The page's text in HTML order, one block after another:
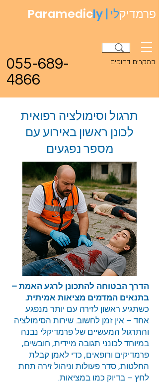
Paramedicly | פרמדיקלי
במקרים דחופים
055-689-
4866
תרגול וסימולציה רפואית
לכונן ראשון באירוע עם
מספר נפגעים
הדרך הבטוחה להתכונן לרגע האמת –
בתנאים המדמים מציאות אמיתית.
כשתגיע ראשון לזירה עם יותר מנפגע
אחד – אין זמן לחשוב. שירות הסימולציה
והתרגול המעשיים של פרמדיקלי נבנה
במיוחד לכונני תגובה מיידית, חובשים,
פרמדיקים ורופאים, כדי לאמן קבלת
החלטות, סדר פעולות וניהול זירה תחת
לחץ – בדיוק כמו במציאות.